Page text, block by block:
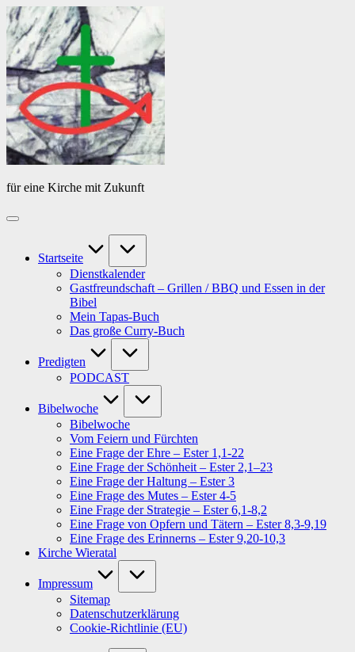
Skip
to
content
von
PfarrerB
für eine Kirche mit Zukunft
Startseite
Dienstkalender
Gastfreundschaft – Grillen / BBQ und Essen in der
Bibel
Mein Tapas-Buch
Das große Curry-Buch
Predigten
PODCAST
Bibelwoche
Bibelwoche
Vom Feiern und Fürchten
Eine Frage der Ehre – Ester 1,1-22
Eine Frage der Schönheit – Ester 2,1–23
Eine Frage der Haltung – Ester 3
Eine Frage des Mutes – Ester 4-5
Eine Frage der Strategie – Ester 6,1-8,2
Eine Frage von Opfern und Tätern – Ester 8,3-9,19
Eine Frage des Erinnerns – Ester 9,20-10,3
Kirche Wieratal
Impressum
Sitemap
Datenschutzerklärung
Cookie-Richtlinie (EU)